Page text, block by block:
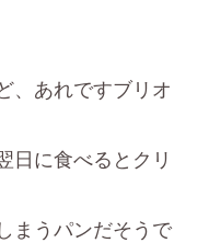
、あれですブリオ
日に食べるとクリ
まうパンだそうで